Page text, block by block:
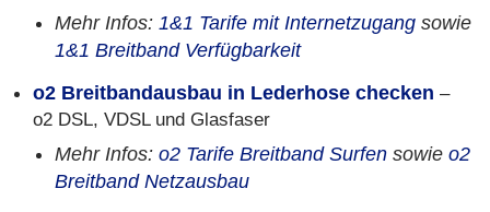
Mehr Infos: 1&1 Tarife mit Internetzugang sowie
1&1 Breitband Verfügbarkeit
o2 Breitbandausbau in Lederhose checken –
o2 DSL, VDSL und Glasfaser
Mehr Infos: o2 Tarife Breitband Surfen sowie o2
Breitband Netzausbau